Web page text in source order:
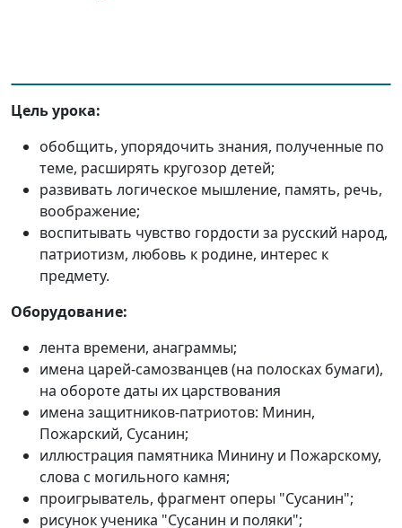
Цель урока:
обобщить, упорядочить знания, полученные по
теме, расширять кругозор детей;
развивать логическое мышление, память, речь,
воображение;
воспитывать чувство гордости за русский народ,
патриотизм, любовь к родине, интерес к
предмету.
Оборудование:
лента времени, анаграммы;
имена царей-самозванцев (на полосках бумаги),
на обороте даты их царствования
имена защитников-патриотов: Минин,
Пожарский, Сусанин;
иллюстрация памятника Минину и Пожарскому,
слова с могильного камня;
проигрыватель, фрагмент оперы "Сусанин";
рисунок ученика "Сусанин и поляки";